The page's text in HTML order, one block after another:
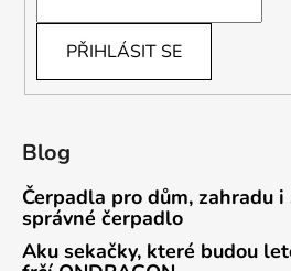
PŘIHLÁSIT SE
Blog
Čerpadla pro dům, zahradu
správné čerpadlo
Aku sekačky, které budou